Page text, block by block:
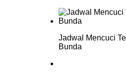
Jadwal Mencuci
Bunda